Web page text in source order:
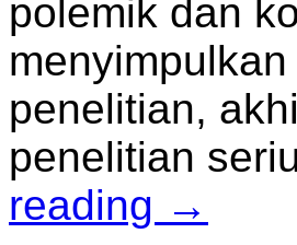
polemik dan
penelitian,
penelitian
reading →